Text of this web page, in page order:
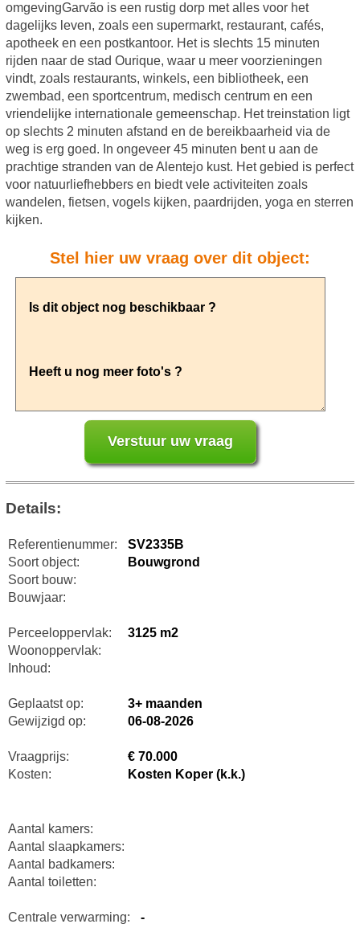
omgevingGarvão is een rustig dorp met alles voor het
dagelijks leven, zoals een supermarkt, restaurant, cafés,
apotheek en een postkantoor. Het is slechts 15 minuten
rijden naar de stad Ourique, waar u meer voorzieningen
vindt, zoals restaurants, winkels, een bibliotheek, een
zwembad, een sportcentrum, medisch centrum en een
vriendelijke internationale gemeenschap. Het treinstation ligt
op slechts 2 minuten afstand en de bereikbaarheid via de
weg is erg goed. In ongeveer 45 minuten bent u aan de
prachtige stranden van de Alentejo kust. Het gebied is perfect
voor natuurliefhebbers en biedt vele activiteiten zoals
wandelen, fietsen, vogels kijken, paardrijden, yoga en sterren
kijken.
Stel hier uw vraag over dit object:
Details:
Referentienummer:
SV2335B
Soort object:
Bouwgrond
Soort bouw:
Bouwjaar:
Perceeloppervlak:
3125 m2
Woonoppervlak:
Inhoud:
Geplaatst op:
3+ maanden
Gewijzigd op:
06-08-2026
Vraagprijs:
€ 70.000
Kosten:
Kosten Koper (k.k.)
Aantal kamers:
Aantal slaapkamers:
Aantal badkamers:
Aantal toiletten:
Centrale verwarming:
-